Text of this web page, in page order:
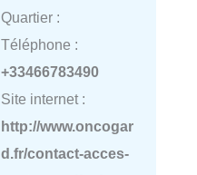
Quartier :
Téléphone :
+33466783490
Site internet :
http://www.oncogar
d.fr/contact-acces-